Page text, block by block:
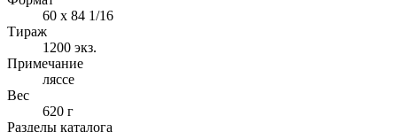
60 x 84 1/16
Тираж
1200 экз.
Примечание
ляссе
Вес
620 г
Разделы каталога